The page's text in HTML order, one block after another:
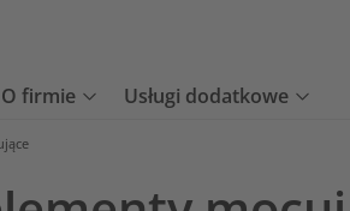
O firmie Usługi dodatkowe